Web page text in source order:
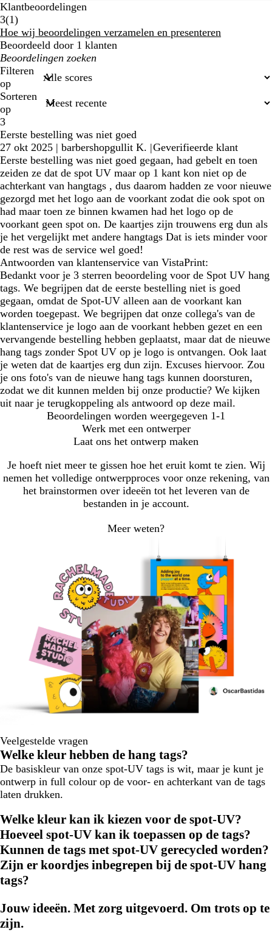
Klantbeoordelingen
3(11
klantbeoordelingen
)
Hoe wij beoordelingen verzamelen en presenteren
Beoordeeld door 1 klanten
Mijn
zoekopdrachten
Filteren
op
Sorteren
op
3
Eerste bestelling was niet goed
27 okt 2025 | barbershopgullit K. |Geverifieerde klant
Eerste bestelling was niet goed gegaan, had gebelt en toen
zeiden ze dat de spot UV maar op 1 kant kon niet op de
achterkant van hangtags , dus daarom hadden ze voor nieuwe
gezorgd met het logo aan de voorkant zodat die ook spot on
had maar toen ze binnen kwamen had het logo op de
voorkant geen spot on. De kaartjes zijn trouwens erg dun als
je het vergelijkt met andere hangtags Dat is iets minder voor
de rest was de service wel goed!
Antwoorden van klantenservice van VistaPrint:
Bedankt voor je 3 sterren beoordeling voor de Spot UV hang
tags. We begrijpen dat de eerste bestelling niet is goed
gegaan, omdat de Spot-UV alleen aan de voorkant kan
worden toegepast. We begrijpen dat onze collega's van de
klantenservice je logo aan de voorkant hebben gezet en een
vervangende bestelling hebben geplaatst, maar dat de nieuwe
hang tags zonder Spot UV op je logo is ontvangen. Ook laat
je weten dat de kaartjes erg dun zijn. Excuses hiervoor. Zou
je ons foto's van de nieuwe hang tags kunnen doorsturen,
zodat we dit kunnen melden bij onze productie? We kijken
uit naar je terugkoppeling als antwoord op deze mail.
Beoordelingen worden weergegeven 1-1
Werk met een ontwerper
Laat ons het ontwerp maken
Je hoeft niet meer te gissen hoe het eruit komt te zien. Wij
nemen het volledige ontwerpproces voor onze rekening, van
het brainstormen over ideeën tot het leveren van de
bestanden in je account.
Meer weten?
Veelgestelde vragen
Welke kleur hebben de hang tags?
De basiskleur van onze spot-UV tags is wit, maar je kunt je
ontwerp in full colour op de voor- en achterkant van de tags
laten drukken.
Welke kleur kan ik kiezen voor de spot-UV?
Hoeveel spot-UV kan ik toepassen op de tags?
Kunnen de tags met spot-UV gerecycled worden?
Zijn er koordjes inbegrepen bij de spot-UV hang
tags?
Jouw ideeën. Met zorg uitgevoerd. Om trots op te
zijn.